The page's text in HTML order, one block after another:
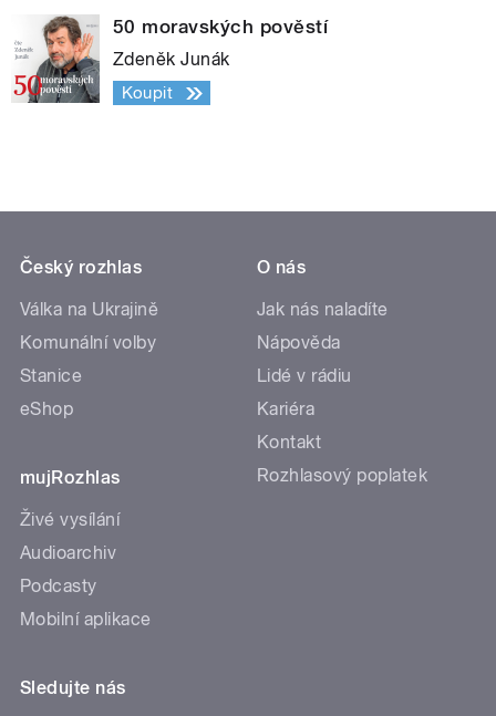
50 moravských pověstí
Zdeněk Junák
Koupit
Český rozhlas
Válka na Ukrajině
Komunální volby
Stanice
eShop
mujRozhlas
Živé vysílání
Audioarchiv
Podcasty
Mobilní aplikace
O nás
Jak nás naladíte
Nápověda
Lidé v rádiu
Kariéra
Kontakt
Rozhlasový poplatek
Sledujte nás